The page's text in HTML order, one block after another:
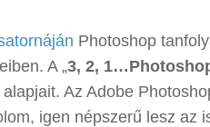
Photoshop
A „3, 2,
Az Adobe
igen népszerű lesz az